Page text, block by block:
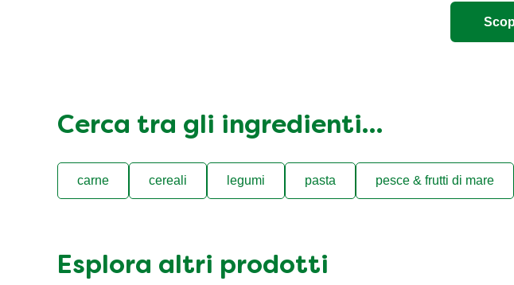
Cerca tra gli ingredienti…
carne cereali legumi pasta pesce & frutti di mare
Esplora altri prodotti